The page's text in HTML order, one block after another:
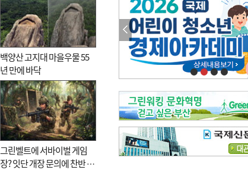
백양산 고지대 마을우물 55
년 만에 바닥
그린벨트에 서바이벌 게임
장? 잇단 개장 문의에 찬반 논